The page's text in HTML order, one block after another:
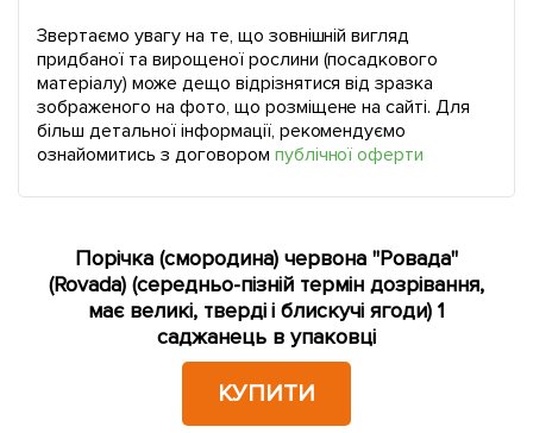
Звертаємо увагу на те, що зовнішній вигляд
придбаної та вирощеної рослини (посадкового
матеріалу) може дещо відрізнятися від зразка
зображеного на фото, що розміщене на сайті. Для
більш детальної інформації, рекомендуємо
ознайомитись з договором публічної оферти
Порічка (смородина) червона "Ровада"
(Rovada) (середньо-пізній термін дозрівання,
має великі, тверді і блискучі ягоди) 1
саджанець в упаковці
КУПИТИ